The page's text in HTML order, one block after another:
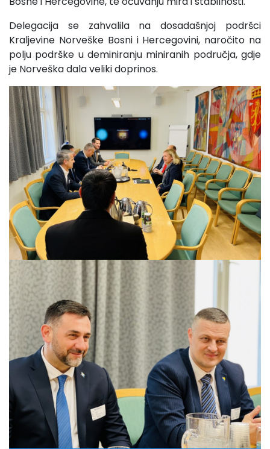
Delegacija se zahvalila na dosadašnjoj podršci
Kraljevine Norveške Bosni i Hercegovini, naročito na
polju podrške u deminiranju miniranih područja, gdje
je Norveška dala veliki doprinos.